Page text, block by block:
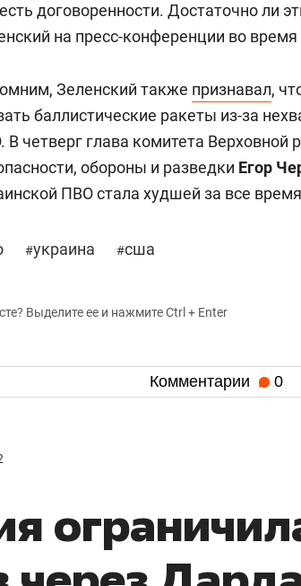
договоренности. Достаточно ли
на пресс-конференции во
Зеленский также признавал,
баллистические ракеты из-за
В четверг глава комитета
обороны и разведки Егор
ПВО стала худшей за все
#украина #сша
Выделите ее и нажмите Ctrl + Enter
Комментарии 0